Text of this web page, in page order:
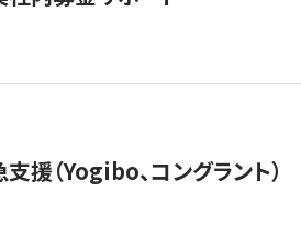
（Yogibo、コングラント）